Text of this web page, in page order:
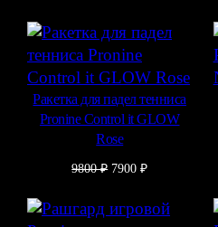
Ракетка для падел тенниса
Pronine Control it GLOW
Rose
9800₽ Первоначальная
составляла
9800 ₽.
7900₽Текущая
7900 ₽.